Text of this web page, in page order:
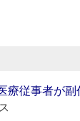
療従事者が